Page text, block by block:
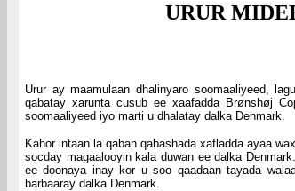
URUR
Urur ay maamulaan dhalinyaro soomaaliyeed,
qabatay xarunta cusub ee xaafadda Brønshøj
soomaaliyeed iyo marti u dhalatay dalka Denmark.
Kahor intaan la qaban qabashada xafladda ayaa
socday magaalooyin kala duwan ee dalka
ee doonaya inay kor u soo qaadaan tayada
barbaaray dalka Denmark.